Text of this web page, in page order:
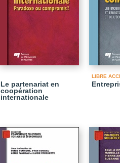
Le partenariat en
coopération
internationale
LIBRE